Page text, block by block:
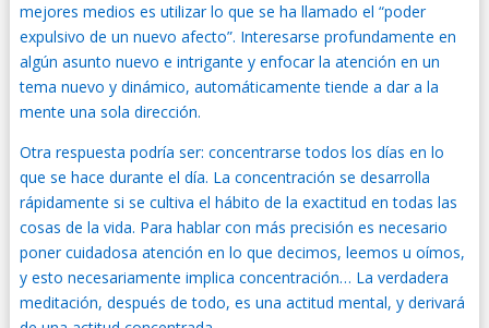
mejores medios es utilizar lo que se ha llamado el “poder
expulsivo de un nuevo afecto”. Interesarse profundamente en
algún asunto nuevo e intrigante y enfocar la atención en un
tema nuevo y dinámico, automáticamente tiende a dar a la
mente una sola dirección.
Otra respuesta podría ser: concentrarse todos los días en lo
que se hace durante el día. La concentración se desarrolla
rápidamente si se cultiva el hábito de la exactitud en todas las
cosas de la vida. Para hablar con más precisión es necesario
poner cuidadosa atención en lo que decimos, leemos u oímos,
y esto necesariamente implica concentración… La verdadera
meditación, después de todo, es una actitud mental, y derivará